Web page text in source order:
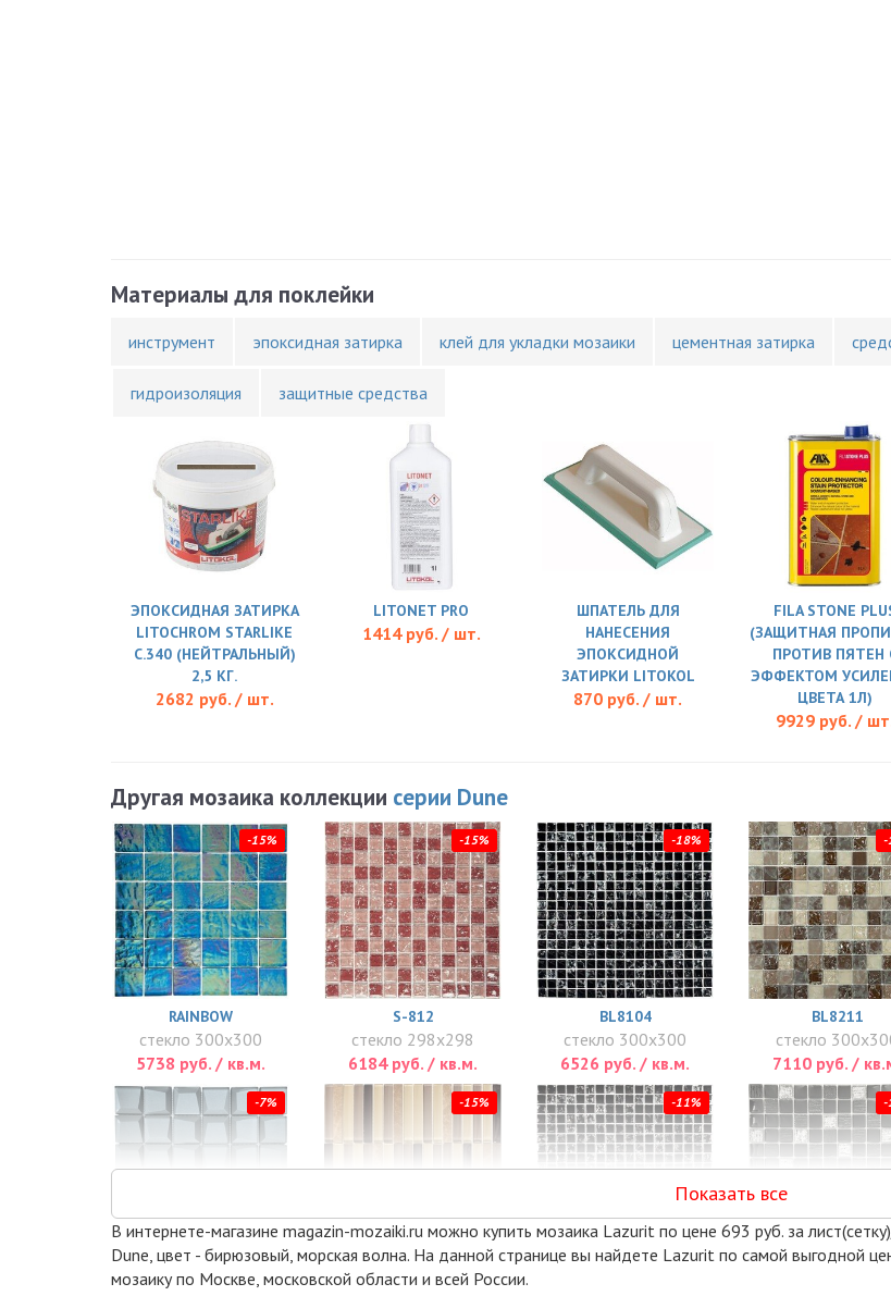
Материалы для поклейки
инструмент эпоксидная затирка клей для укладки мозаики цементная затирка
гидроизоляция защитные средства
ЭПОКСИДНАЯ ЗАТИРКА
LITOCHROM STARLIKE
C.340 (НЕЙТРАЛЬНЫЙ)
2,5 КГ.
2682 руб. / шт.
LITONET PRO
1414 руб. / шт.
ШПАТЕЛЬ ДЛЯ
НАНЕСЕНИЯ
ЭПОКСИДНОЙ
ЗАТИРКИ LITOKOL
870 руб. / шт.
FILA STONE
(ЗАЩИТНАЯ
ПРОТИВ ПЯТЕН
ЭФФЕКТОМ
ЦВЕТА 1Л)
9929 руб. /
Другая мозаика коллекции серии Dune
-15%
RAINBOW
стекло 300x300
5738 руб. / кв.м.
-15%
S-812
стекло 298x298
6184 руб. / кв.м.
-18%
BL8104
стекло 300x300
6526 руб. / кв.м.
-
BL8211
стекло
7110 руб. /
-7%
PIX739
-15%
S-810
-11% -
Показать все
В интернете-магазине magazin-mozaiki.ru можно купить мозаика Lazurit по цене 693 руб. за
Dune, цвет - бирюзовый, морская волна. На данной странице вы найдете Lazurit по самой выгодной
мозаику по Москве, московской области и всей России.